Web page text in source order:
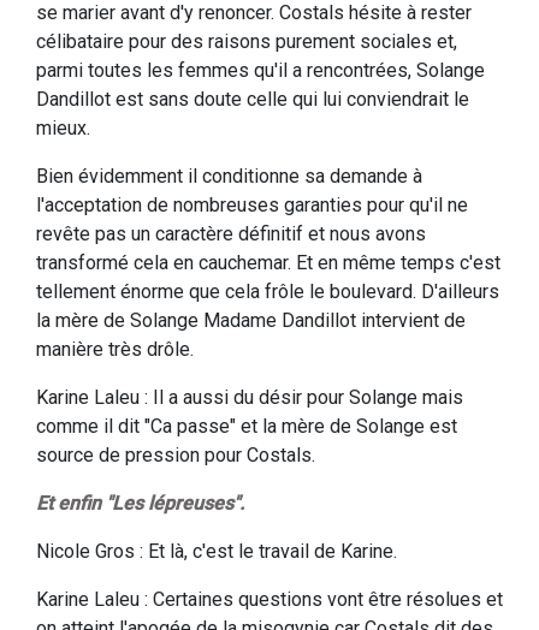
se marier avant d'y renoncer. Costals hésite à rester
célibataire pour des raisons purement sociales et,
parmi toutes les femmes qu'il a rencontrées, Solange
Dandillot est sans doute celle qui lui conviendrait le
mieux.
Bien évidemment il conditionne sa demande à
l'acceptation de nombreuses garanties pour qu'il ne
revête pas un caractère définitif et nous avons
transformé cela en cauchemar. Et en même temps c'est
tellement énorme que cela frôle le boulevard. D'ailleurs
la mère de Solange Madame Dandillot intervient de
manière très drôle.
Karine Laleu : Il a aussi du désir pour Solange mais
comme il dit "Ca passe" et la mère de Solange est
source de pression pour Costals.
Et enfin "Les lépreuses".
Nicole Gros : Et là, c'est le travail de Karine.
Karine Laleu : Certaines questions vont être résolues et